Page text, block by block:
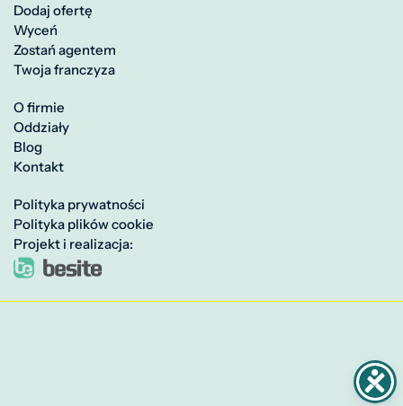
Dodaj ofertę
Wyceń
Zostań agentem
Twoja franczyza
O firmie
Oddziały
Blog
Kontakt
Polityka prywatności
Polityka plików cookie
Projekt i realizacja: